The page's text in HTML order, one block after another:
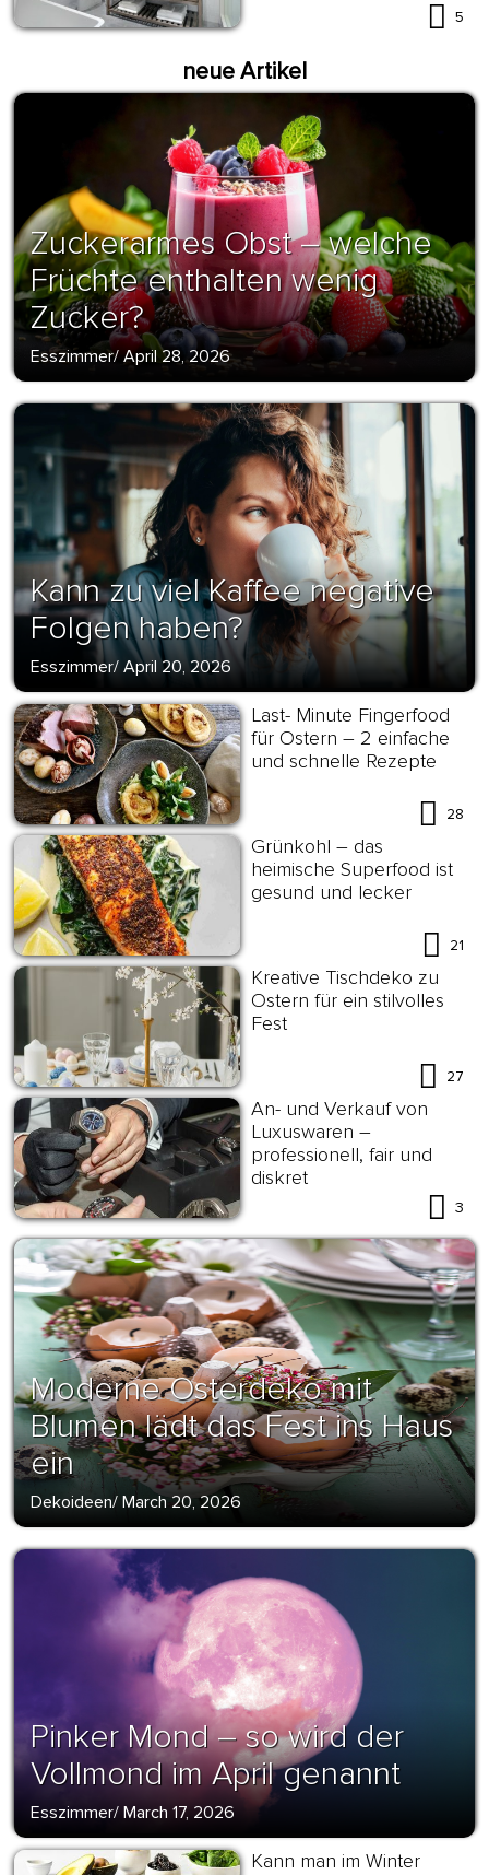
5
neue Artikel
Zuckerarmes Obst – welche
Früchte enthalten wenig
Zucker?
Esszimmer/April 28, 2026
Kann zu viel Kaffee negative
Folgen haben?
Esszimmer/ April 20, 2026
Last- Minute Fingerfood
für Ostern – 2 einfache
und schnelle Rezepte
28
Grünkohl – das
heimische Superfood ist
gesund und lecker
21
Kreative Tischdeko zu
Ostern für ein stilvolles
Fest
27
An- und Verkauf von
Luxuswaren –
professionell, fair und
diskret
3
Moderne Osterdeko mit
Blumen lädt das Fest ins Haus
ein
Dekoideen/ March 20, 2026
Pinker Mond – so wird der
Vollmond im April genannt
Esszimmer/ March 17, 2026
Kann man im Winter